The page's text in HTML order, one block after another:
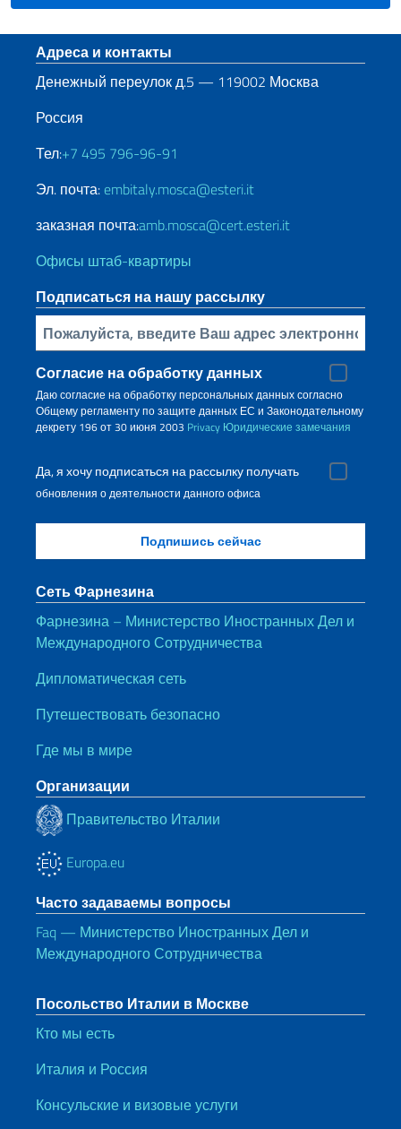
Нижний колонтитул
Адреса и контакты
Денежный переулок д.5 — 119002 Москва
Россия
Тел:+7 495 796-96-91
Эл. почта: embitaly.mosca@esteri.it
заказная почта:amb.mosca@cert.esteri.it
Офисы штаб-квартиры
Подписаться на нашу рассылку
Bставьте свой адрес электронной почты
Согласие на обработку данных
Даю согласие на обработку персональных данных согласно
Общему регламенту по защите данных ЕС и Законодательному
декрету 196 от 30 июня 2003 Privacy Юридические замечания
Да, я хочу подписаться на рассылку получать
обновления о деятельности данного офиса
Сеть Фарнезина
Фарнезина – Министерство Иностранных Дел и
Международного Сотрудничества
Дипломатическая сеть
Путешествовать безопасно
Где мы в мире
Организации
Правительство Италии
Europa.eu
Часто задаваемы вопросы
Faq — Министерство Иностранных Дел и
Международного Сотрудничества
Посольство Италии в Москве
Кто мы есть
Италия и Россия
Консульские и визовые услуги